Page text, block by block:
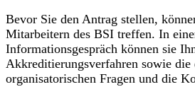
Bevor Sie den Antrag stellen,
Mitarbeitern des BSI treffen. In
Informationsgespräch können sie
Akkreditierungsverfahren sowie die
organisatorischen Fragen und die